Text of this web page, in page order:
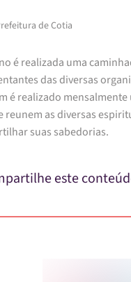
de Cotia
é realizada uma
das diversas
é realizado mensalmente
reunem as diversas
suas sabedorias.
este